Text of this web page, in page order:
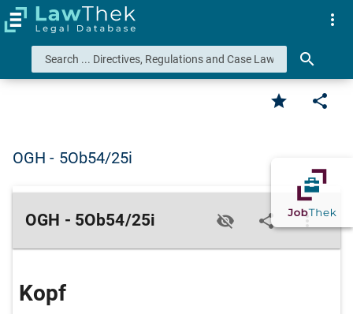
search
more_vert
star share
OGH - 5Ob54/25i
OGH - 5Ob54/25i visibility_off share more_vert
Kopf